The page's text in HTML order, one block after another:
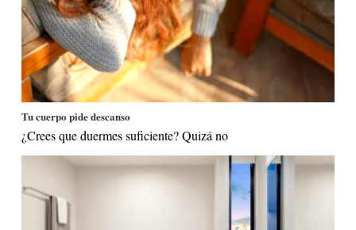
Tu cuerpo pide descanso
¿Crees que duermes suficiente? Quizá no